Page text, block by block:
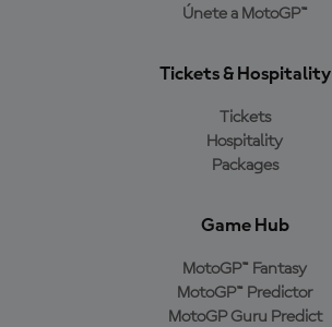
Únete a MotoGP™
Tickets & Hospitality
Tickets
Hospitality
Packages
Game Hub
MotoGP™ Fantasy
MotoGP™ Predictor
MotoGP Guru Predict